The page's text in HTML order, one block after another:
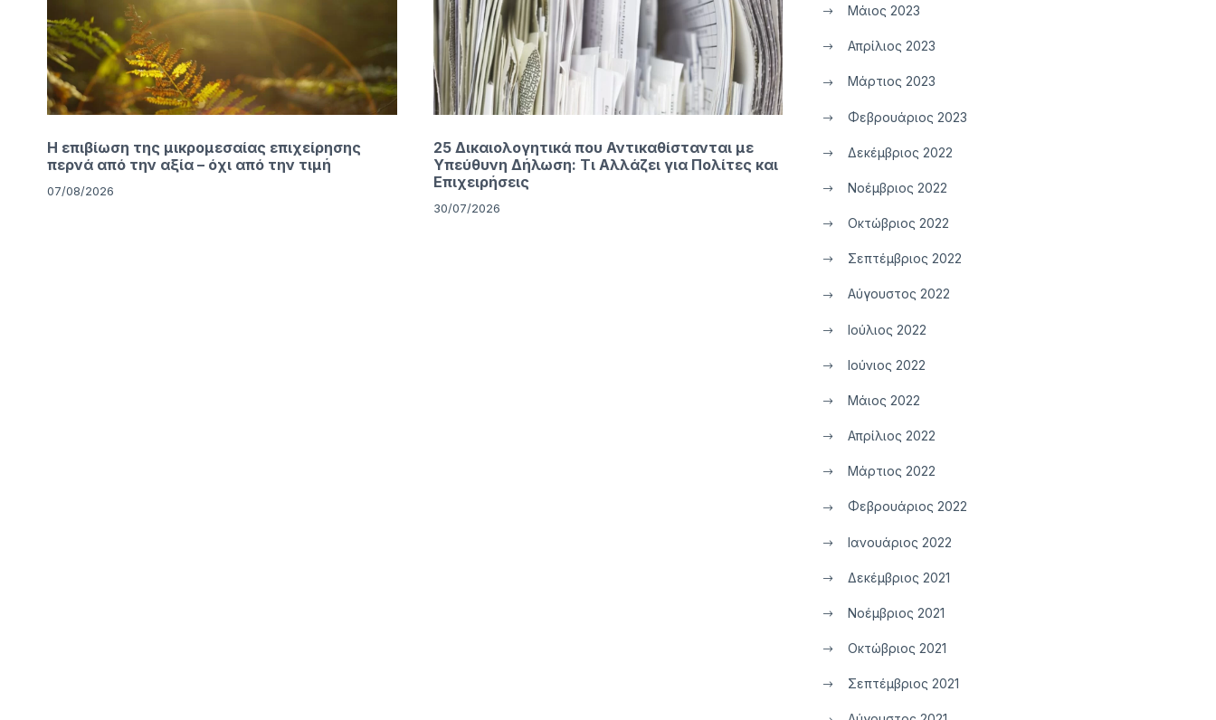
Η επιβίωση της μικρομεσαίας επιχείρησης
περνά από την αξία – όχι από την τιμή
07/08/2026
25 Δικαιολογητικά που Αντικαθίστανται με
Υπεύθυνη Δήλωση: Τι Αλλάζει για Πολίτες και
Επιχειρήσεις
30/07/2026
Μάιος 2023
Απρίλιος 2023
Μάρτιος 2023
Φεβρουάριος 2023
Δεκέμβριος 2022
Νοέμβριος 2022
Οκτώβριος 2022
Σεπτέμβριος 2022
Αύγουστος 2022
Ιούλιος 2022
Ιούνιος 2022
Μάιος 2022
Απρίλιος 2022
Μάρτιος 2022
Φεβρουάριος 2022
Ιανουάριος 2022
Δεκέμβριος 2021
Νοέμβριος 2021
Οκτώβριος 2021
Σεπτέμβριος 2021